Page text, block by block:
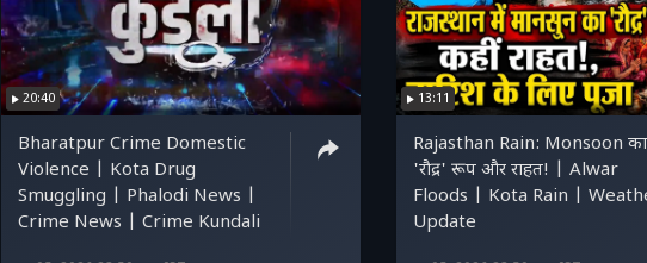
20:40
Bharatpur Crime Domestic
Violence | Kota Drug
Smuggling | Phalodi News |
Crime News | Crime Kundali
13:11
Rajasthan Rain: Monsoon का
'रौद्र' रूप और राहत! | Alwar
Floods | Kota Rain |
Update